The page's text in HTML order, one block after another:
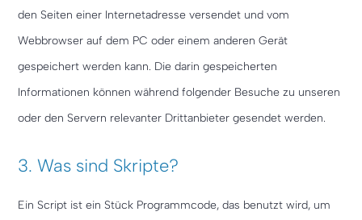
den Seiten einer Internetadresse versendet und vom
Webbrowser auf dem PC oder einem anderen Gerät
gespeichert werden kann. Die darin gespeicherten
Informationen können während folgender Besuche zu unseren
oder den Servern relevanter Drittanbieter gesendet werden.
3. Was sind Skripte?
Ein Script ist ein Stück Programmcode, das benutzt wird, um